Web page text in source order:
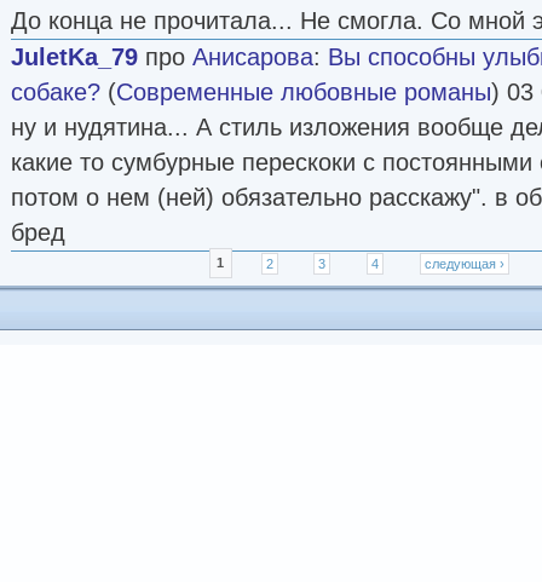
До конца не прочитала... Не смогла. Со мной
JuletKa_79 про Анисарова: Вы способны
собаке? (Современные любовные романы) 03
ну и нудятина... А стиль изложения вообще
какие то сумбурные перескоки с
потом о нем (ней) обязательно расскажу". в
бред
1 2 3 4 следующая ›